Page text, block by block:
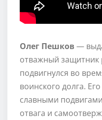
Олег Пешков—
отважный
подвигнулся во
воинского долга.
славными
отвага и